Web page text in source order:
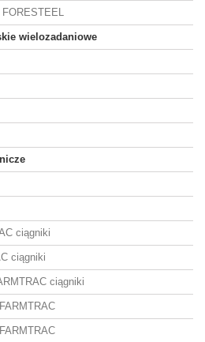
wielozadaniowe
ciągniki
ciągniki
ciągniki